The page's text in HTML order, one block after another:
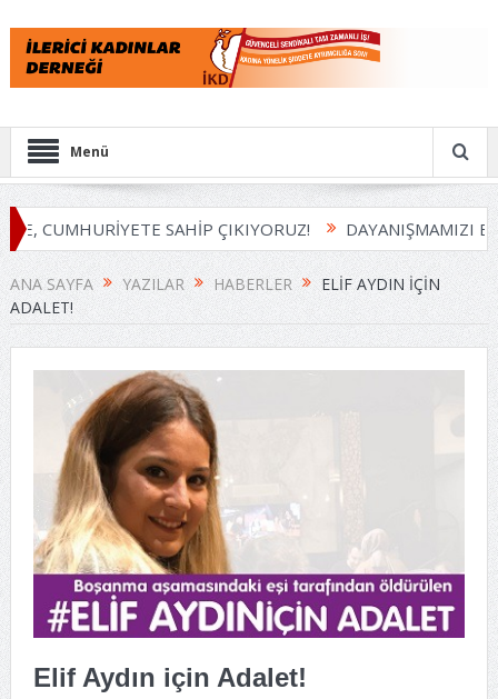
Menü
CUMHURİYETE SAHİP ÇIKIYORUZ! DAYANIŞMAMIZI
ANA SAYFA YAZILAR HABERLER
ELIF AYDIN IÇIN
ADALET!
Elif Aydın için Adalet!